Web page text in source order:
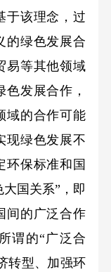
于该理念，过
的绿色发展合
易等其他领域
发展合作，
域的合作可能
现绿色发展不
环保标准和国
国关系”，即
间的广泛合作
谓的“广泛合
转型、加强环